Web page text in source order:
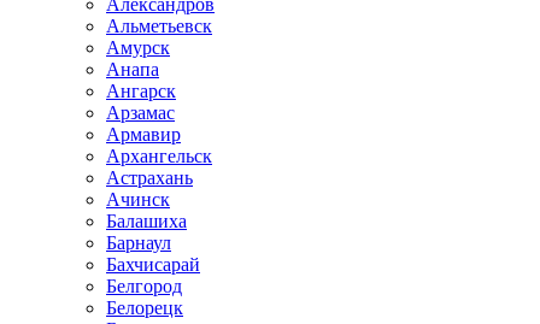
Александров
Альметьевск
Амурск
Анапа
Ангарск
Арзамас
Армавир
Архангельск
Астрахань
Ачинск
Балашиха
Барнаул
Бахчисарай
Белгород
Белорецк